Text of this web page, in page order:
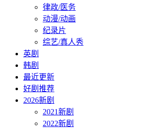
律政/医务
动漫/动画
纪录片
综艺/真人秀
英剧
韩剧
最近更新
好剧推荐
2026新剧
2021新剧
2022新剧